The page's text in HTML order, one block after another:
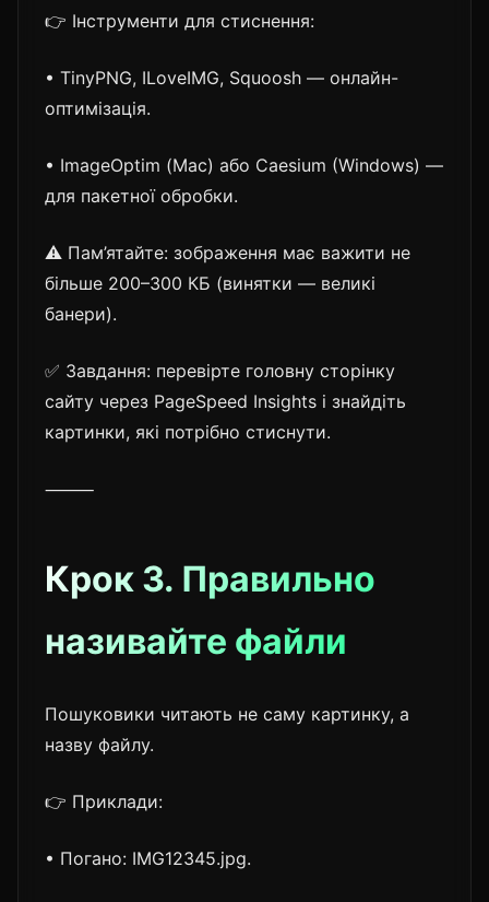
👉 Інструменти для стиснення:
• TinyPNG, ILoveIMG, Squoosh — онлайн-
оптимізація.
• ImageOptim (Mac) або Caesium (Windows) —
для пакетної обробки.
⚠️ Пам’ятайте: зображення має важити не
більше 200–300 КБ (винятки — великі
банери).
✅ Завдання: перевірте головну сторінку
сайту через PageSpeed Insights і знайдіть
картинки, які потрібно стиснути.
⸻
Крок 3. Правильно
називайте файли
Пошуковики читають не саму картинку, а
назву файлу.
👉 Приклади:
• Погано: IMG12345.jpg.